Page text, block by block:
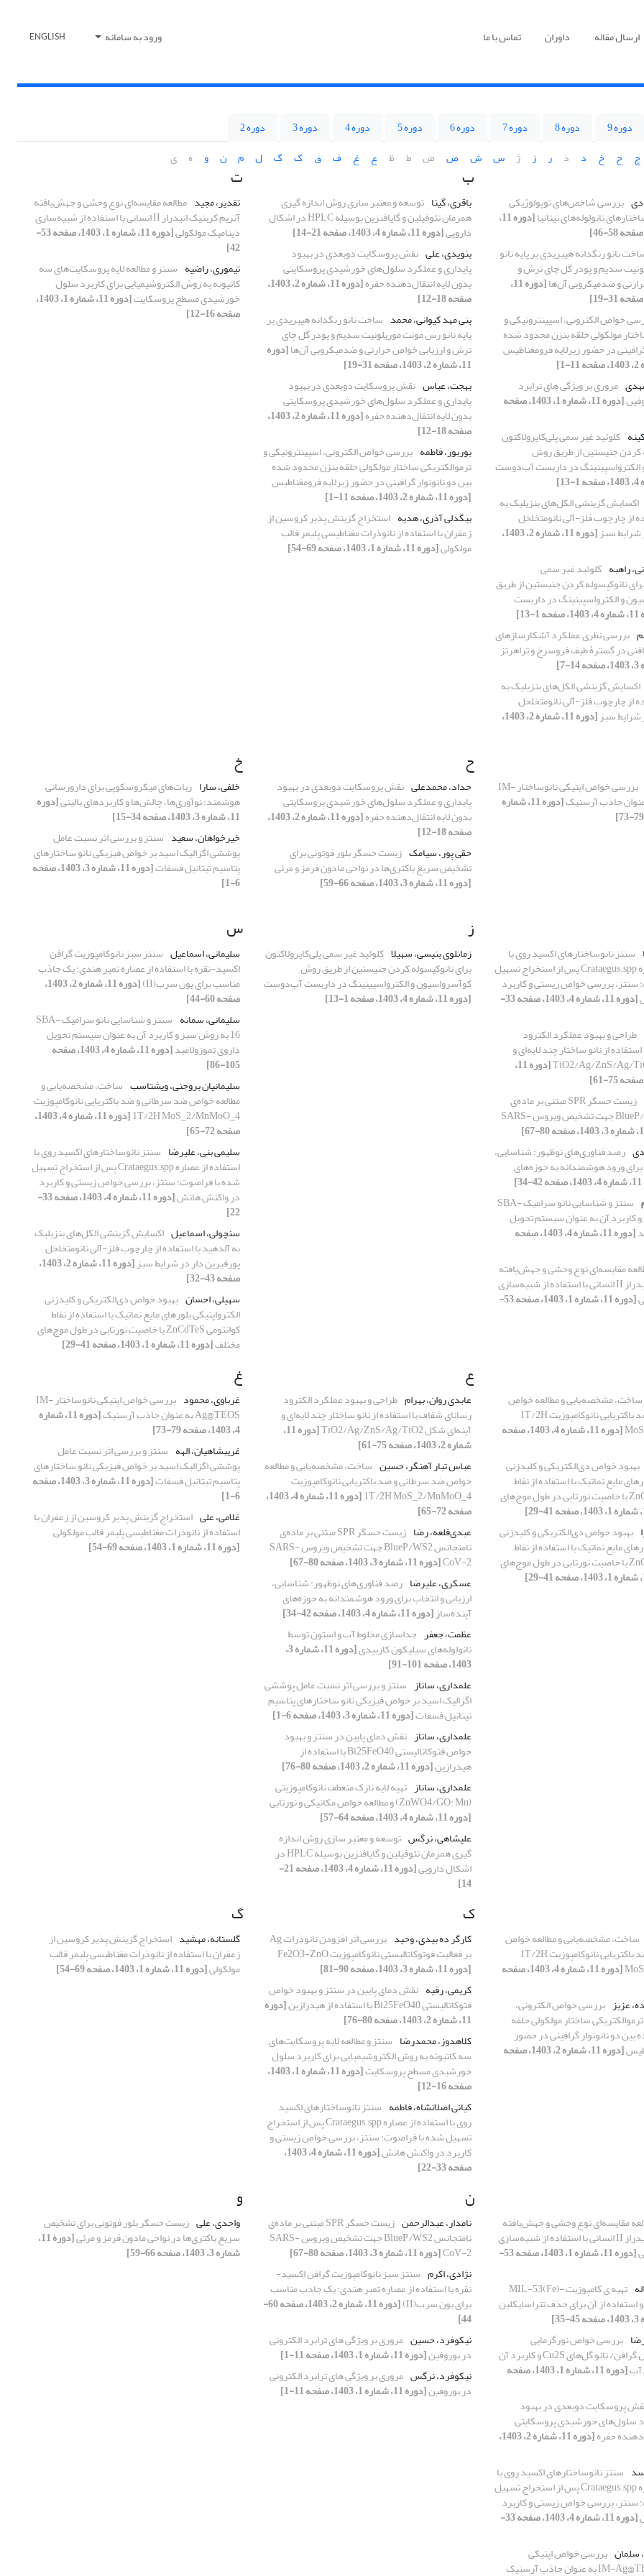
ارسال مقاله داوران تماس با ما ورود به سامانه ENGLISH
دوره 9 دوره 8 دوره 7 دوره 6 دوره 5 دوره 4 دوره 3
دوره 2
چ
ح خ د ذ ر ز ژ س ش ص ض ط ظ ع غ ف ق ک گ ل م ن و ه ی
بررسی شاخص‌های توپولوژیکی
نانولوله‌های تیتانیا
[دوره 11،
نانو رنگدانه هیبریدی بر پایه نانو
سدیم و پودر گل چای ترش و
و ضدمیکروبی آن‌ها
[دوره 11،
خواص الکترونی، اسپینترونیکی و
مولکولی حلقه بنزن محدود شده
در حضور زیرلایه فرومغناطیس
مروری بر ویژگی های ترابرد
[دوره 11، شماره 1، 1403، صفحه
کلوئید غیر سمی پلی‌کاپرولاکتون
کردن جنیستین از طریق روش
در داربست آب‌دوست
اکسایش گزینشی الکل‌های بنزیلیک به
از چارچوب‌ فلز-آلی نانومتخلخل
شرایط سبز
[دوره 11، شماره 2، 1403،
راهبه کلوئید غیر سمی
نانوکپسوله کردن جنیستین از طریق
و الکترواسپینینگ در داربست
13]
بررسی نظری عملکرد آشکارسازهای
در گسترۀ طیف فروسرخ و تراهرتز
اکسایش گزینشی الکل‌های بنزیلیک به
از چارچوب‌ فلز-آلی نانومتخلخل
شرایط سبز [دوره 11، شماره 2، 1403،
ب
باقری، گیتا توسعه و معتبر سازی روش اندازه گیری
همزمان تئوفیلین و گایافنزین بوسیله HPLC در اشکال
دارویی[دوره 11، شماره 4، 1403، صفحه 21-14]
بنویدی، علی نقش پروسکایت دوبعدی در بهبود
پایداری و عملکرد سلول‌های خورشیدی پروسکایتی
بدون لایه انتقال‌دهنده حفره [دوره 11، شماره 2، 1403،
صفحه 18-12]
بنی مهد کیوانی، محمد ساخت نانو رنگدانه هیبریدی بر
پایه نانو رس مونت موریلونیت سدیم و پودر گل چای
ترش و ارزیابی خواص حرارتی و ضدمیکروبی آن‌ها[دوره
11، شماره 2، 1403، صفحه 31-19]
بهجت، عباس نقش پروسکایت دوبعدی در بهبود
پایداری و عملکرد سلول‌های خورشیدی پروسکایتی
بدون لایه انتقال‌دهنده حفره [دوره 11، شماره 2، 1403،
صفحه 18-12]
بوربور، فاطمه بررسی خواص الکترونی، اسپینترونیکی و
ترموالکتریکی ساختار مولکولی حلقه بنزن محدود شده
بین دو نانونوار گرافینی در حضور زیرلایه فرومغناطیس
[دوره 11، شماره 2، 1403، صفحه 11-1]
بیگدلی آذری، هدیه استخراج گزینش پذیر کروسین از
زعفران با استفاده از نانوذرات مغناطیسی پلیمر قالب
مولکولی[دوره 11، شماره 1، 1403، صفحه 69-54]
ت
تقدیر، مجید مطالعه مقایسه‌ای نوع وحشی و جهش‌یافته
آنزیم کربنیک انیدراز II انسانی با استفاده از شبیه‌سازی
دینامیک مولکولی [دوره 11، شماره 1، 1403، صفحه 53-
42]
تیموری، راضیه سنتز و مطالعه لایه پروسکایت‌های سه
کاتیونه به روش الکتروشیمیایی برای کاربرد سلول
خورشیدی مسطح پروسکایت [دوره 11، شماره 1، 1403،
صفحه 16-12]
بررسی خواص اپتیکی نانوساختار IM-
[دوره 11، شماره
ح
حداد، محمدعلی نقش پروسکایت دوبعدی در بهبود
پایداری و عملکرد سلول‌های خورشیدی پروسکایتی
بدون لایه انتقال‌دهنده حفره [دوره 11، شماره 2، 1403،
صفحه 18-12]
حقی پور، سیامک زیست حسگر بلور فوتونی برای
تشخیص سریع باکتری‌ها در نواحی مادون قرمز و مرئی
[دوره 11، شماره 3، 1403، صفحه 66-59]
خ
خلفی، سارا ربات‌های میکروسکوپی برای دارورسانی
هوشمند: نوآوری‌ها، چالش‌ها و کاربردهای بالینی[دوره
11، شماره 3، 1403، صفحه 34-15]
خیرخواهان، سعید سنتز و بررسی اثر نسبت عامل
پوششی اگزالیک اسید بر خواص فیزیکی نانو ساختارهای
پتاسیم تیتانیل فسفات [دوره 11، شماره 3، 1403، صفحه
6-1]
سنتز نانوساختارهای اکسید روی با
استفاده از عصاره Crataegus.spp پس از استخراج تسهیل
بررسی خواص زیستی و کاربرد
[دوره 11، شماره 4، 1403، صفحه 33-
طراحی و بهبود عملکرد الکترود
از نانو ساختار چند لایه‌ای و
[دوره 11،
زیست حسگر SPR مبتنی بر ماده‌ی
نامتجانس BlueP/WS2 جهت تشخیص ویروس SARS-
رصد فناوری‌های نوظهور: شناسایی،
برای ورود هوشمندانه به حوزه‌های
سنتز و شناسایی نانو سرامیک SBA-
و کاربرد آن به عنوان سیستم تحویل
[دوره 11، شماره 4، 1403، صفحه
مقایسه‌ای نوع وحشی و جهش‌یافته
آنزیم کربنیک انیدراز II انسانی با استفاده از شبیه‌سازی
[دوره 11، شماره 1، 1403، صفحه 53-
ز
زمانلوی بنیسی، سهیلا کلوئید غیر سمی پلی‌کاپرولاکتون
برای نانوکپسوله کردن جنیستین از طریق روش
کوآسرواسیون و الکترواسپینینگ در داربست آب‌دوست
[دوره 11، شماره 4، 1403، صفحه 1-13]
س
سلیمانی، اسماعیل سنتز سبز نانوکامپوزیت گرافن
اکسید-نقره با استفاده از عصاره تمبر هندی: یک جاذب
مناسب برای یون سرب(II) [دوره 11، شماره 2، 1403،
صفحه 60-44]
سلیمانی، سمانه
سنتز و شناسایی نانو سرامیک SBA-
16 به روش سبز و کاربرد آن به عنوان سیستم تحویل
داروی تموزولامید [دوره 11، شماره 4، 1403، صفحه
105-86]
سلیمانیان بروجنی، ویشتاسب ساخت، مشخصه‌یابی و
مطالعه خواص ضد سرطانی و ضد باکتریایی نانوکامپوزیت
1T/2H MoS_2/MnMoO_4 [دوره 11، شماره 4، 1403،
صفحه 72-65]
سلیمی بنی، علیرضا سنتز نانوساختارهای اکسید روی با
استفاده از عصاره Crataegus.spp پس از استخراج تسهیل
شده با فراصوت: سنتز، بررسی خواص زیستی و کاربرد
در واکنش هانش [دوره 11، شماره 4، 1403، صفحه 33-
22]
سنچولی، اسماعیل اکسایش گزینشی الکل‌های بنزیلیک
به آلدهید با استفاده از چارچوب‌ فلز-آلی نانومتخلخل
پورفیرین دار در شرایط سبز [دوره 11، شماره 2، 1403،
صفحه 43-32]
سهیلی، احسان بهبود خواص دی‌الکتریکی و کلیدزنی
الکترواپتیکی بلورهای مایع نماتیک با استفاده از نقاط
کوانتومی ZnCdTeS با خاصیت نورتابی در طول موج‌های
مختلف[دوره 11، شماره 1، 1403، صفحه 41-29]
ساخت، مشخصه‌یابی و مطالعه خواص
ضد سرطانی و ضد باکتریایی نانوکامپوزیت 1T/2H
[دوره 11، شماره 4، 1403، صفحه
بهبود خواص دی‌الکتریکی و کلیدزنی
مایع نماتیک با استفاده از نقاط
کوانتومی ZnCdTeS با خاصیت نورتابی در طول موج‌های
بهبود خواص دی‌الکتریکی و کلیدزنی
مایع نماتیک با استفاده از نقاط
کوانتومی ZnCdTeS با خاصیت نورتابی در طول موج‌های
ع
عابدی روان، بهرام طراحی و بهبود عملکرد الکترود
رسانای شفاف با استفاده از نانو ساختار چند لایه‌ای و
آینه‌ای شکل TiO2/Ag/ZnS/Ag/TiO2 [دوره 11،
شماره 2، 1403، صفحه 75-61]
عباس تبار آهنگر، حسین ساخت، مشخصه‌یابی و مطالعه
خواص ضد سرطانی و ضد باکتریایی نانوکامپوزیت
1T/2H MoS_2/MnMoO_4 [دوره 11، شماره 4، 1403،
صفحه 72-65]
عبدی‌قلعه، رضا
زیست حسگر SPR مبتنی بر ماده‌ی
نامتجانس BlueP/WS2 جهت تشخیص ویروس SARS-
CoV-2[دوره 11، شماره 3، 1403، صفحه 80-67]
عسکری، علیرضا رصد فناوری‌های نوظهور: شناسایی،
ارزیابی و انتخاب برای ورود هوشمندانه به حوزه‌های
آینده‌ساز[دوره 11، شماره 4، 1403، صفحه 42-34]
عظمت، جعفر جداسازی مخلوط آب و استون توسط
نانولوله‌های سیلیکون کاربیدی [دوره 11، شماره 3،
1403، صفحه 101-91]
علمداری، ساناز سنتز و بررسی اثر نسبت عامل پوششی
اگزالیک اسید بر خواص فیزیکی نانو ساختارهای پتاسیم
تیتانیل فسفات[دوره 11، شماره 3، 1403، صفحه 6-1]
علمداری، ساناز نقش دمای پایین در سنتز و بهبود
خواص فتوکاتالیستی Bi25FeO40 با استفاده از
هیدرازین[دوره 11، شماره 2، 1403، صفحه 80-76]
علمداری، ساناز تهیه لایه نازک منعطف نانوکامپوزیتی
(ZnWO4/GO: Mn) و مطالعه خواص مکانیکی و نورتابی
[دوره 11، شماره 4، 1403، صفحه 64-57]
علیشاهی، نرگس توسعه و معتبر سازی روش اندازه
گیری همزمان تئوفیلین و گایافنزین بوسیله HPLC در
اشکال دارویی [دوره 11، شماره 4، 1403، صفحه 21-
14]
غ
غرباوی، محمود بررسی خواص اپتیکی نانوساختار IM-
Ag@TEOS به عنوان جاذب آرسنیک [دوره 11، شماره
4، 1403، صفحه 79-73]
غریبشاهیان، الهه سنتز و بررسی اثر نسبت عامل
پوششی اگزالیک اسید بر خواص فیزیکی نانو ساختارهای
پتاسیم تیتانیل فسفات [دوره 11، شماره 3، 1403، صفحه
6-1]
غلامی، علی استخراج گزینش پذیر کروسین از زعفران با
استفاده از نانوذرات مغناطیسی پلیمر قالب مولکولی
[دوره 11، شماره 1، 1403، صفحه 69-54]
ساخت، مشخصه‌یابی و مطالعه خواص
ضد سرطانی و ضد باکتریایی نانوکامپوزیت 1T/2H
[دوره 11، شماره 4، 1403، صفحه
عزیز بررسی خواص الکترونی،
ساختار مولکولی حلقه
دو نانونوار گرافینی در حضور
[دوره 11، شماره 2، 1403، صفحه
ک
کارگر ده بیدی، وحید بررسی اثر افزودن نانوذرات Ag
بر فعالیت فوتوکاتالیستی نانوکامپوزیت Fe2O3-ZnO
[دوره 11، شماره 3، 1403، صفحه 90-81]
کریمی، رقیه نقش دمای پایین در سنتز و بهبود خواص
فتوکاتالیستی Bi25FeO40 با استفاده از هیدرازین [دوره
11، شماره 2، 1403، صفحه 80-76]
کلاهدوز، محمدرضا سنتز و مطالعه لایه پروسکایت‌های
سه کاتیونه به روش الکتروشیمیایی برای کاربرد سلول
خورشیدی مسطح پروسکایت [دوره 11، شماره 1، 1403،
صفحه 16-12]
کیانی اصلانشاه، فاطمه سنتز نانوساختارهای اکسید
روی با استفاده از عصاره Crataegus.spp پس از استخراج
تسهیل شده با فراصوت: سنتز، بررسی خواص زیستی و
کاربرد در واکنش هانش [دوره 11، شماره 4، 1403،
صفحه 33-22]
گ
گلستانه، مهشید استخراج گزینش پذیر کروسین از
زعفران با استفاده از نانوذرات مغناطیسی پلیمر قالب
مولکولی[دوره 11، شماره 1، 1403، صفحه 69-54]
مقایسه‌ای نوع وحشی و جهش‌یافته
آنزیم کربنیک انیدراز II انسانی با استفاده از شبیه‌سازی
[دوره 11، شماره 1، 1403، صفحه 53-
تهیه ‏ی کامپوزیت MIL-53(Fe)-
بررسی خواص نورگرمایی
کامپوزیت آئروژل گرافن/ نانو گل‌های Cu2S و کاربرد آن
آب
[دوره 11، شماره 1، 1403، صفحه
پروسکایت دوبعدی در بهبود
سلول‌های خورشیدی پروسکایتی
حفره
[دوره 11، شماره 2، 1403،
سنتز نانوساختارهای اکسید روی با
استفاده از عصاره Crataegus.spp پس از استخراج تسهیل
بررسی خواص زیستی و کاربرد
[دوره 11، شماره 4، 1403، صفحه 33-
سلمان بررسی خواص اپتیکی
ن
نامدار، عبدالرحمن زیست حسگر SPR مبتنی بر ماده‌ی
نامتجانس BlueP/WS2 جهت تشخیص ویروس SARS-
CoV-2[دوره 11، شماره 3، 1403، صفحه 80-67]
نژادی، اکرم سنتز سبز نانوکامپوزیت گرافن اکسید-
نقره با استفاده از عصاره تمبر هندی: یک جاذب مناسب
برای یون سرب(II) [دوره 11، شماره 2، 1403، صفحه 60-
44]
نیکوفرد، حسین مروری بر ویژگی های ترابرد الکترونی
در بوروفین[دوره 11، شماره 1، 1403، صفحه 11-1]
نیکوفرد، نرگس مروری بر ویژگی های ترابرد الکترونی
در بوروفین[دوره 11، شماره 1، 1403، صفحه 11-1]
و
واحدی، علی زیست حسگر بلور فوتونی برای تشخیص
سریع باکتری‌ها در نواحی مادون قرمز و مرئی [دوره 11،
شماره 3، 1403، صفحه 66-59]